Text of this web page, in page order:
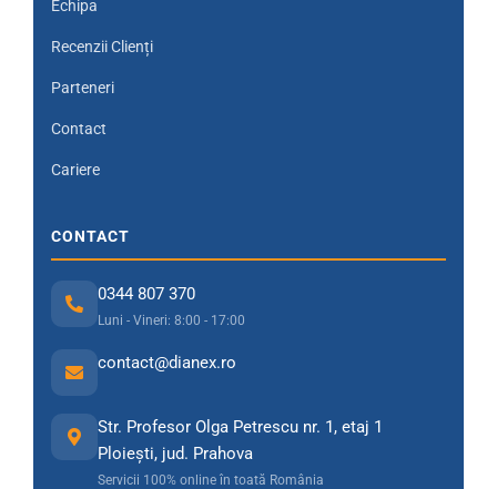
Echipa
Recenzii Clienți
Parteneri
Contact
Cariere
CONTACT
0344 807 370
Luni - Vineri: 8:00 - 17:00
contact@dianex.ro
Str. Profesor Olga Petrescu nr. 1, etaj 1
Ploiești, jud. Prahova
Servicii 100% online în toată România